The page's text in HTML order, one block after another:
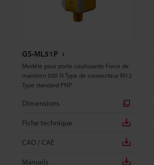
GS-ML51P
Modèle pour porte coulissante Force de
maintien 500 N Type de connecteur M12
Type standard PNP
Dimensions
Fiche technique
CAO / CAE
Manuels